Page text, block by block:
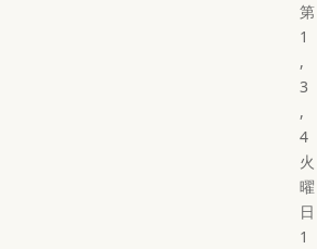
第
1
,
3
,
4
火
曜
日
1